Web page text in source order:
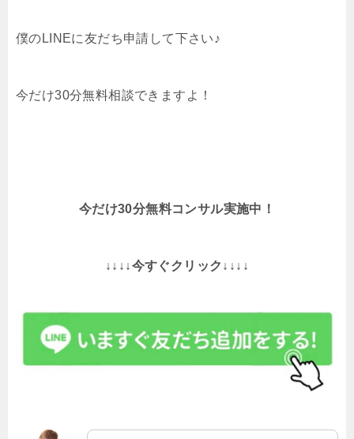
僕のLINEに友だち申請して下さい♪
今だけ30分無料相談できますよ！
今だけ30分無料コンサル実施中！
↓↓↓↓今すぐクリック↓↓↓↓